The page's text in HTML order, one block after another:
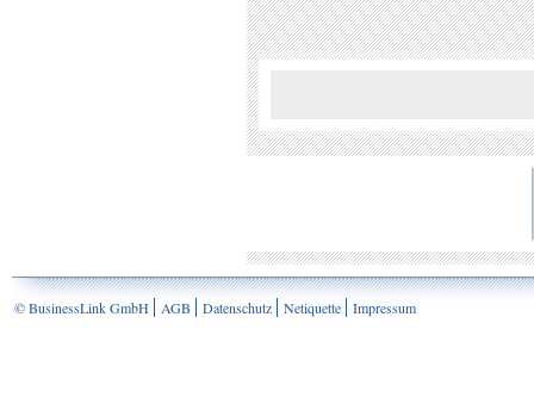
© BusinessLink GmbH AGB Datenschutz Netiquette Impressum